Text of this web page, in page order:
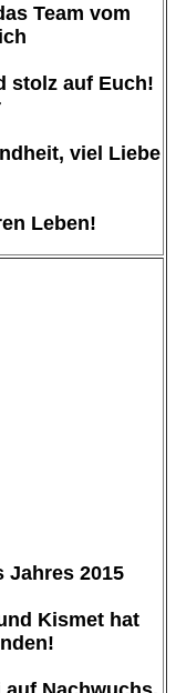
Team vom
stolz auf Euch!
viel Liebe
Leben!
Jahres 2015
Kismet hat